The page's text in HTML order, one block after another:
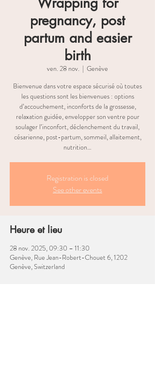
pregnancy, post
partum and easier
birth
ven. 28 nov.
  |
Genève
Bienvenue dans votre espace sécurisé où toutes
les questions sont les bienvenues : options
d’accouchement, inconforts de la grossesse,
relaxation guidée, envelopper son ventre pour
soulager l’inconfort, déclenchement du travail,
césarienne, post-partum, sommeil, allaitement,
nutrition…
Registration is closed
See other events
Heure et lieu
28 nov. 2025, 09:30 – 11:30
Genève, Rue Jean-Robert-Chouet 6, 1202
Genève, Switzerland